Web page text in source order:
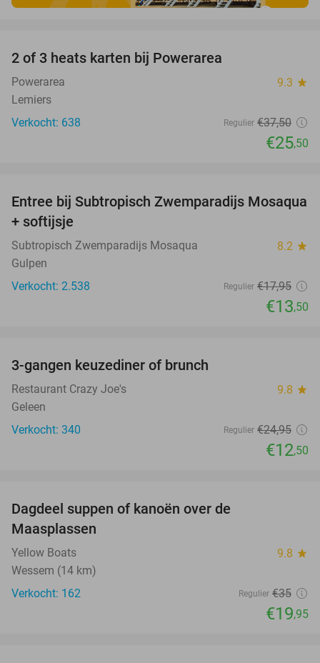
2 of 3 heats karten bij Powerarea
Powerarea 9.3 star
Lemiers
Verkocht: 638
Regulier €37,50
€25,50
25%
Entree bij Subtropisch Zwemparadijs Mosaqua
+ softijsje
Subtropisch Zwemparadijs Mosaqua 8.2 star
Gulpen
Verkocht: 2.538
Regulier €17,95
€13,50
3-gangen keuzediner of brunch
Restaurant Crazy Joe's 9.8 star
Geleen
Verkocht: 340
Regulier €24,95
€12,50
Dagdeel suppen of kanoën over de
Maasplassen
Yellow Boats 9.8 star
Wessem (14 km)
Verkocht: 162
Regulier €35
€19,95